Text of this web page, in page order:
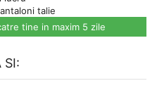
talie
tine in maxim 5 zile
SI: